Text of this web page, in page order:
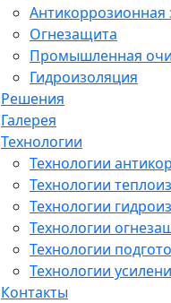
Антикоррозионная
Огнезащита
Промышленная
Гидроизоляция
Решения
Галерея
Технологии
Технологии
Технологии
Технологии
Технологии
Технологии
Технологии
Контакты